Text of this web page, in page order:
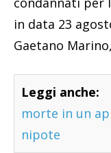
in data 23
Gaetano
Leggi anche:
morte in un
nipote